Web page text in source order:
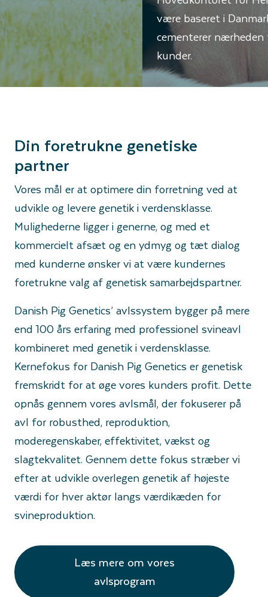
være baseret i Danmark, hvilket yderligere
cementerer nærheden til vigtige markeder og
kunder.
Din foretrukne genetiske
partner
Vores mål er at optimere din forretning ved at
udvikle og levere genetik i verdensklasse.
Mulighederne ligger i generne, og med et
kommercielt afsæt og en ydmyg og tæt dialog
med kunderne ønsker vi at være kundernes
foretrukne valg af genetisk samarbejdspartner.
Danish Pig Genetics’ avlssystem bygger på mere
end 100 års erfaring med professionel svineavl
kombineret med genetik i verdensklasse.
Kernefokus for Danish Pig Genetics er genetisk
fremskridt for at øge vores kunders profit. Dette
opnås gennem vores avlsmål, der fokuserer på
avl for robusthed, reproduktion,
moderegenskaber, effektivitet, vækst og
slagtekvalitet. Gennem dette fokus stræber vi
efter at udvikle overlegen genetik af højeste
værdi for hver aktør langs værdikæden for
svineproduktion.
Læs mere om vores
avlsprogram